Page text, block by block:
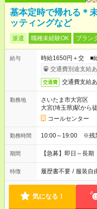
基本定時で帰れる＊
ッティングなど
派遣 職種未経験OK ブラン
給与
時給1650円＋交 ■
交通費別途支給
交通費 交通費支給
勤務地
さいたま市大宮区
大宮(埼玉県)駅から
コールセンター
勤務時間 10:00～19:00 ※残
期間 【急募】即日～長
特徴 履歴書不要 / 服装自
気になる！